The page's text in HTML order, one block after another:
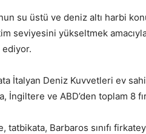
su üstü ve deniz altı harbi
seviyesini yükseltmek
ediyor.
İtalyan Deniz Kuvvetleri ev
İngiltere ve ABD’den toplam 8
tatbikata, Barbaros sınıfı